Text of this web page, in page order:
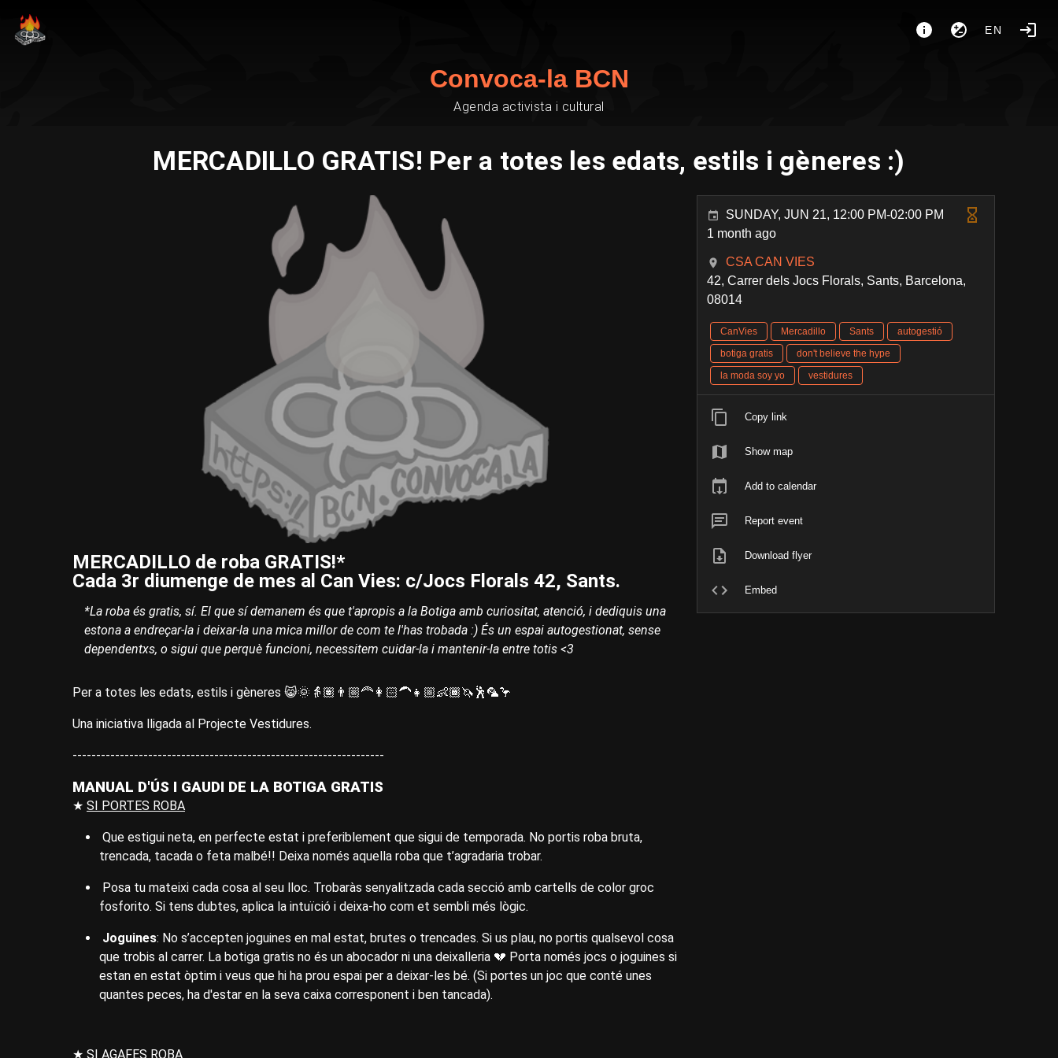
EN
Convoca-la BCN
Agenda activista i cultural
MERCADILLO GRATIS! Per a totes les edats, estils i gèneres :)
MERCADILLO de roba GRATIS!*
Cada 3r diumenge de mes al Can Vies: c/Jocs Florals 42, Sants.
*La roba és gratis, sí. El que sí demanem és que t'apropis a la Botiga amb curiositat, atenció, i dediquis una
estona a endreçar-la i deixar-la una mica millor de com te l'has trobada :) És un espai autogestionat, sense
dependentxs, o sigui que perquè funcioni, necessitem cuidar-la i mantenir-la entre totis <3
Per a totes les edats, estils i gèneres 😸🌞👵🏽👨🏼‍🦰👩🏻‍🦱👧🏼👶🏾🦄🕺🦜🦩
Una iniciativa lligada al Projecte Vestidures.
------------------------------------------------------------------
MANUAL D'ÚS I GAUDI DE LA BOTIGA GRATIS
★ SI PORTES ROBA
Que estigui neta, en perfecte estat i preferiblement que sigui de temporada. No portis roba bruta,
trencada, tacada o feta malbé!! Deixa només aquella roba que t’agradaria trobar.
Posa tu mateixi cada cosa al seu lloc. Trobaràs senyalitzada cada secció amb cartells de color groc
fosforito. Si tens dubtes, aplica la intuïció i deixa-ho com et sembli més lògic.
Joguines: No s’accepten joguines en mal estat, brutes o trencades. Si us plau, no portis qualsevol cosa
que trobis al carrer. La botiga gratis no és un abocador ni una deixalleria 💔 Porta només jocs o joguines si
estan en estat òptim i veus que hi ha prou espai per a deixar-les bé. (Si portes un joc que conté unes
quantes peces, ha d'estar en la seva caixa corresponent i ben tancada).
★ SI AGAFES ROBA
SUNDAY, JUN 21, 12:00 PM-02:00 PM
1 month ago
CSA CAN VIES
42, Carrer dels Jocs Florals, Sants, Barcelona,
08014
CanVies Mercadillo Sants
autogestió
botiga gratis
don't believe the hype
la moda soy yo
vestidures
Copy link
Show map
Add to calendar
Report event
Download flyer
Embed